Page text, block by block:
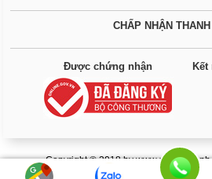
CHẤP NHẬN
Được chứng nhận Kết
Copyright © 2018 by